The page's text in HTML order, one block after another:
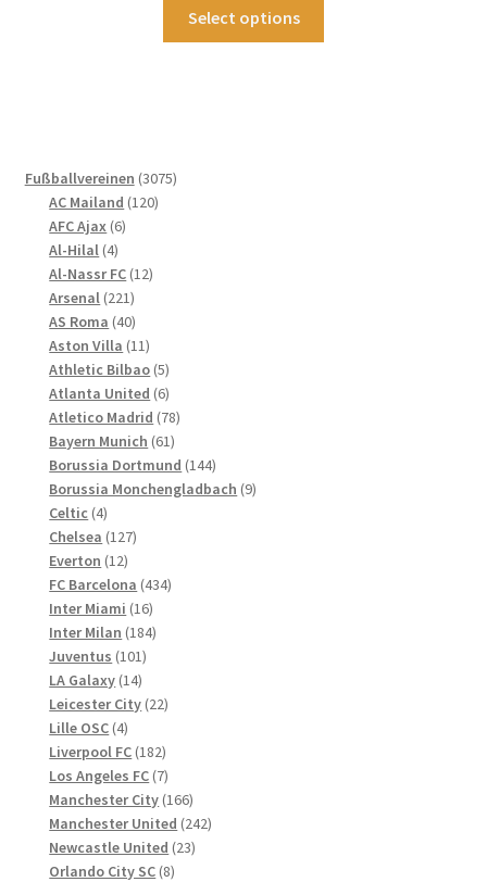
Select options
Fußballvereinen 30753075
AC Mailand 120120
AFC Ajax 66
Al-Hilal 44
Produkte
Al-Nassr FC 1212
Arsenal 221221
Produkte
AS Roma 4040
Produkte
Aston Villa 1111
Produkte
Athletic Bilbao 55
Produkte
Atlanta United 66
Produkte
Atletico Madrid 7878
Bayern Munich 6161
Produkte
Borussia Dortmund 144144
Produkte
Borussia Monchengladbach 99
Celtic 44
Produkte
Chelsea 127127
Everton 1212
Produkte
FC Barcelona 434434
Inter Miami 1616
Produkte
Inter Milan 184184
Juventus 101101
LA Galaxy 1414
Produkte
Leicester City 2222
Lille OSC 44
Produkte
Liverpool FC 182182
Produkte
Los Angeles FC 77
Produkte
Manchester City 166166
Produkte
Manchester United 242242
Newcastle United 2323
Orlando City SC 88